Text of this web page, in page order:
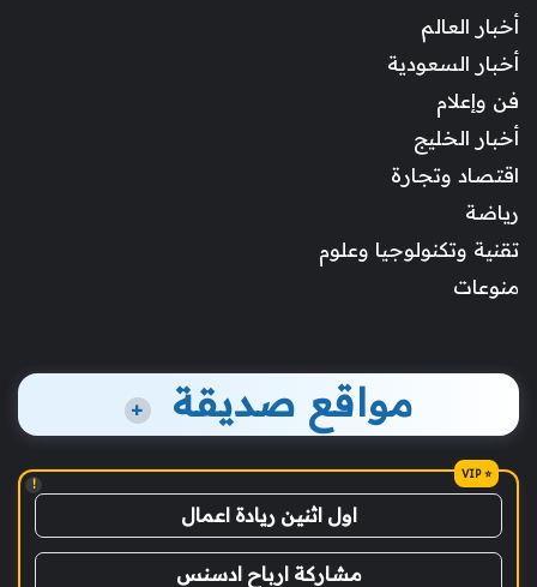
أخبار العالم
أخبار السعودية
فن وإعلام
أخبار الخليج
اقتصاد وتجارة
رياضة
تقنية وتكنولوجيا وعلوم
منوعات
مواقع صديقة +
!
اول اثنين ريادة اعمال
مشاركة ارباح ادسنس